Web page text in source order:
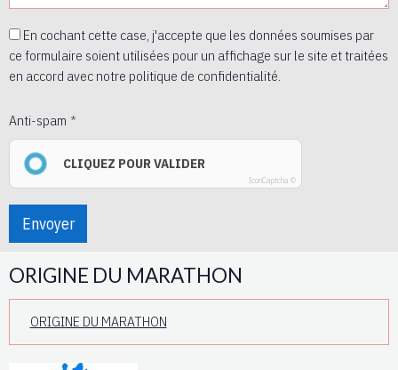
En cochant cette case, j'accepte que les données soumises par
ce formulaire soient utilisées pour un affichage sur le site et traitées
en accord avec notre politique de confidentialité.
Anti-spam
CLIQUEZ POUR VALIDER
IconCaptcha ©
Envoyer
ORIGINE DU MARATHON
ORIGINE DU MARATHON